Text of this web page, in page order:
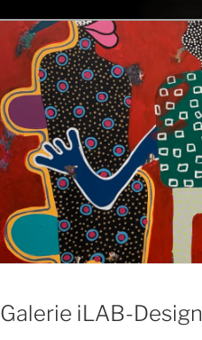
Galerie iLAB-Design